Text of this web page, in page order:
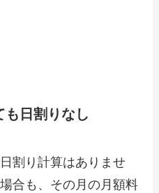
日割りなし
割り計算はありませ
合も、その月の月額料